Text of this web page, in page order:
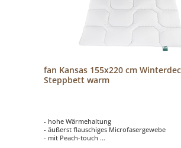
fan Kansas 155x220 cm
Steppbett warm
- hohe Wärmehaltung
- äußerst flauschiges Microfasergewebe
- mit Peach-touch